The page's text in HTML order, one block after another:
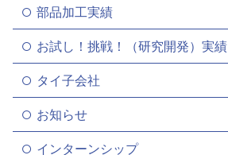
部品加工実績
お試し！挑戦！（研究開発）実績
タイ子会社
お知らせ
インターンシップ